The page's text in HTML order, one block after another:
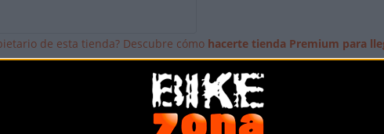
de esta tienda? Descubre cómo hacerte tienda Premium para
LA BICICLETA